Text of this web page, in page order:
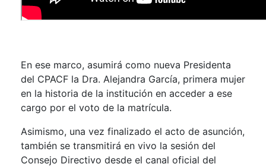
En ese marco, asumirá como nueva Presidenta
del CPACF la Dra. Alejandra García, primera mujer
en la historia de la institución en acceder a ese
cargo por el voto de la matrícula.
Asimismo, una vez finalizado el acto de asunción,
también se transmitirá en vivo la sesión del
Consejo Directivo desde el canal oficial del